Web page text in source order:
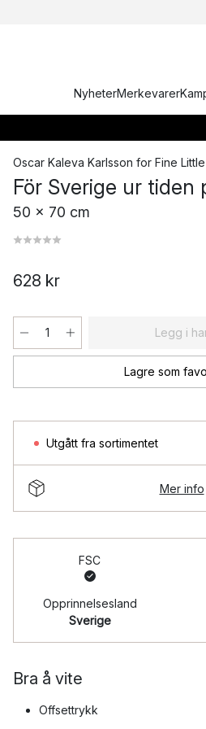
NyheterMerkevarer
Oscar Kaleva Karlsson for Fine
För Sverige ur tiden
50 x 70 cm
628 kr
Legg i
Lagre som
Utgått fra sortimentet
Mer info
FSC
Opprinnelsesland
Sverige
Bra å vite
Offsettrykk